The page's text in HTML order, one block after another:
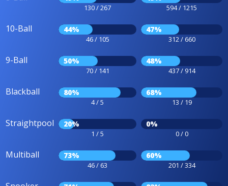
130 / 267 594 / 1215
10-Ball 44%
46 / 105
47%
312 / 660
9-Ball 50%
70 / 141
48%
437 / 914
Blackball 80%
4 / 5
68%
13 / 19
Straightpool 20%
1 / 5
0%
0 / 0
Multiball 73%
46 / 63
60%
201 / 334